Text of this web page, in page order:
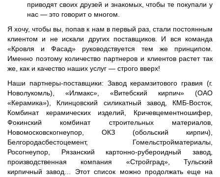
приводят своих друзей и знакомых, чтобы те покупали у
нас — это говорит о многом.
Я хочу, чтобы вы, попав к нам в первый раз, стали постоянным
клиентом и не искали других поставщиков. И вся команда
«Кровля и Фасад» руководствуется тем же принципом.
Именно поэтому количество партнеров и клиентов растет так
же, как и качество наших услуг — строго вверх!
Наши партнеры-поставщики: Завод керамзитового гравия (г.
Новолукомль), «Илмакс», «Витебский кирпич» (ОАО
«Керамика»), Клинцовский силикатный завод, КМБ-Восток,
Комбинат керамических изделий, Кричевцементношифер,
Фокинский комбинат строительных материалов,
Новомосковскогнеупор, ОКЗ (обольский кирпич),
Белгородасбестоцемент, Гомельстройматериалы,
Росогнеупор, Рязанский картонно-рубероидный завод,
производственная компания «Стройград», Тульский
кирпичный завод… Этот список можно продолжать еще на